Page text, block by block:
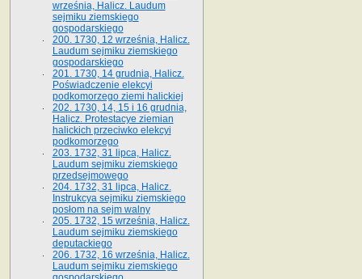
września, Halicz. Laudum
sejmiku ziemskiego
gospodarskiego
200. 1730, 12 września, Halicz.
Laudum sejmiku ziemskiego
gospodarskiego
201. 1730, 14 grudnia, Halicz.
Poświadczenie elekcyi
podkomorzego ziemi halickiej
202. 1730, 14, 15 i 16 grudnia,
Halicz. Protestacye ziemian
halickich przeciwko elekcyi
podkomorzego
203. 1732, 31 lipca, Halicz.
Laudum sejmiku ziemskiego
przedsejmowego
204. 1732, 31 lipca, Halicz.
Instrukcya sejmiku ziemskiego
posłom na sejm walny
205. 1732, 15 września, Halicz.
Laudum sejmiku ziemskiego
deputackiego
206. 1732, 16 września, Halicz.
Laudum sejmiku ziemskiego